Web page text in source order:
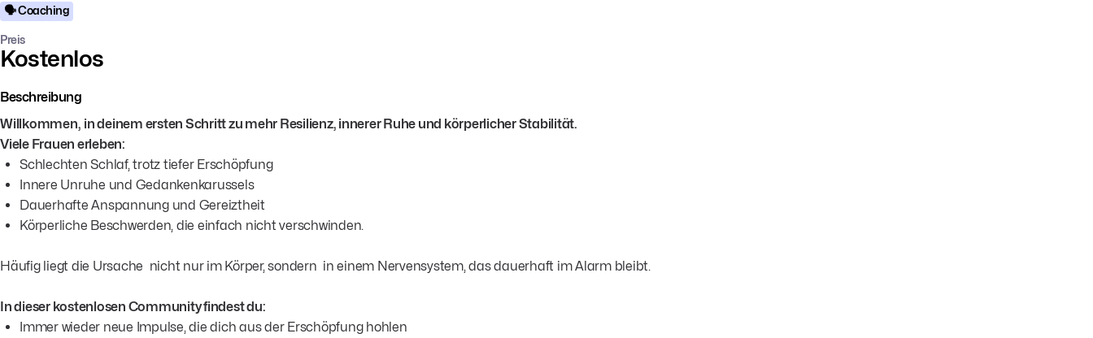
🗣️ Coaching
Preis
Kostenlos
Beschreibung
Willkommen, in deinem ersten Schritt zu mehr Resilienz, innerer Ruhe und körperlicher Stabilität.
Viele Frauen erleben:
Schlechten Schlaf, trotz tiefer Erschöpfung
Innere Unruhe und Gedankenkarussels
Dauerhafte Anspannung und Gereiztheit
Körperliche Beschwerden, die einfach nicht verschwinden.
Häufig liegt die Ursache nicht nur im Körper, sondern in einem Nervensystem, das dauerhaft im Alarm bleibt.
In dieser kostenlosen Community findest du:
Immer wieder neue Impulse, die dich aus der Erschöpfung hohlen